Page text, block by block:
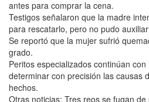
antes para comprar la cena.
Testigos señalaron que la madre
para rescatarlo, pero no pudo
Se reportó que la mujer sufrió
grado.
Peritos especializados continúan
determinar con precisión las causas
hechos.
Otras noticias: Tres reos se fugan